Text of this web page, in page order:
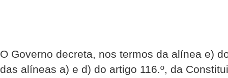
O Governo decreta, nos termos da alínea e)
das alíneas a) e d) do artigo 116.º, da